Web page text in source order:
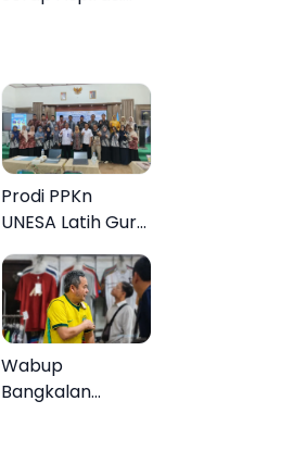
Prodi PPKn
UNESA Latih Guru
PPKn Bangkalan
dengan
Pembelajaran
Inovasi Teknologi
Wabup
Bangkalan